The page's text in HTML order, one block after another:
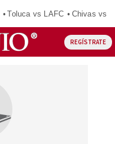
Toluca vs LAFC Chivas vs
REGÍSTRATE